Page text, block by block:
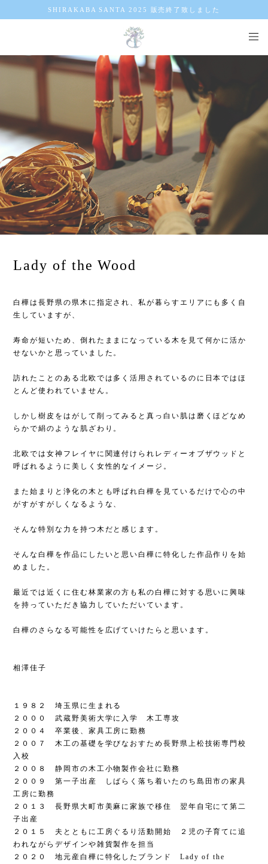
SHIRAKABA SANTA 2025 販売終了致しました
Lady of the Wood
白樺は長野県の県木に指定され、私が暮らすエリアにも多く自
生していますが、
寿命が短いため、倒れたままになっている木を見て何かに活か
せないかと思っていました。
訪れたことのある北欧では多く活用されているのに日本ではほ
とんど使われていません。
しかし樹皮をはがして削ってみると真っ白い肌は磨くほどなめ
らかで絹のような肌ざわり。
北欧では女神フレイヤに関連付けられレディーオブザウッドと
呼ばれるように美しく女性的なイメージ。
また始まりと浄化の木とも呼ばれ白樺を見ているだけで心の中
がすがすがしくなるような、
そんな特別な力を持つ木だと感じます。
そんな白樺を作品にしたいと思い白樺に特化した作品作りを始
めました。
最近では近くに住む林業家の方も私の白樺に対する思いに興味
を持っていただき協力していただいています。
白樺のさらなる可能性を広げていけたらと思います。
相澤佳子
１９８２ 埼玉県に生まれる
２０００ 武蔵野美術大学に入学 木工専攻
２００４ 卒業後、家具工房に勤務
２００７ 木工の基礎を学びなおすため長野県上松技術専門校
入校
２００８ 静岡市の木工小物製作会社に勤務
２００９ 第一子出産 しばらく落ち着いたのち島田市の家具
工房に勤務
２０１３ 長野県大町市美麻に家族で移住 翌年自宅にて第二
子出産
２０１５ 夫とともに工房ぐるり活動開始 ２児の子育てに追
われながらデザインや雑貨製作を担当
２０２０ 地元産白樺に特化したブランド Lady of the